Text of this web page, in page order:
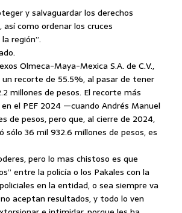
y salvaguardar los derechos
como ordenar los cruces
región”.
Olmeca-Maya-Mexica S.A. de C.V.,
recorte de 55.5%, al pasar de tener
millones de pesos. El recorte más
el PEF 2024 —cuando Andrés Manuel
de pesos, pero que, al cierre de 2024,
36 mil 932.6 millones de pesos, es
pero lo mas chistoso es que
entre la policía o los Pakales con la
en la entidad, o sea siempre va
aceptan resultados, y todo lo ven